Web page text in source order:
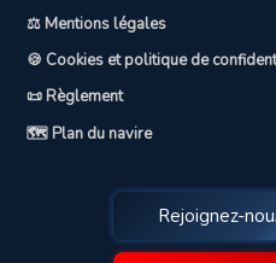
⚖️ Mentions légales
🍪 Cookies et politique de
📜 Règlement
🗺️ Plan du navire
Rejoignez-